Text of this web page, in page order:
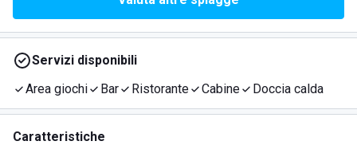
Servizi disponibili
Area giochi
Bar Ristorante Cabine Doccia calda
Caratteristiche